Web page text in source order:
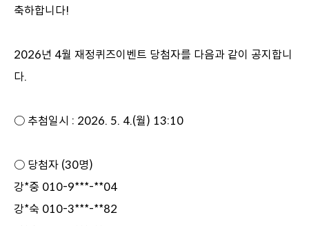
동
축하합니다!
2026년 4월 재정퀴즈이벤트 당첨자를 다음과 같이 공지합니
다.
○ 추첨일시 : 2026. 5. 4.(월) 13:10
○ 당첨자 (30명)
강*중 010-9***-**04
강*숙 010-3***-**82